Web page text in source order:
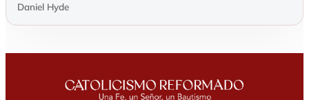
Daniel Hyde